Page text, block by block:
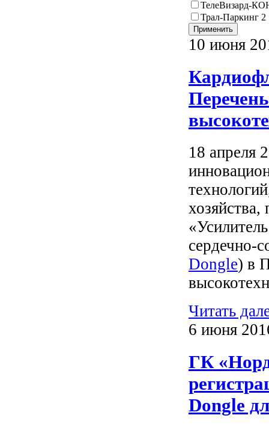
ТелеВизард-
Трал-Паркинг 2
10 июня
18 апреля
сердечно-
Dongle) в
Читать
6 июня
ГК
Dongle